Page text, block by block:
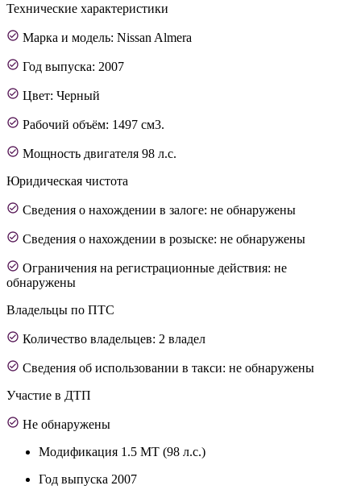
Технические характеристики
Марка и модель: Nissan Almera
Год выпуска: 2007
Цвет: Черный
Рабочий объём: 1497 см3.
Мощность двигателя 98 л.с.
Юридическая чистота
Сведения о нахождении в залоге: не обнаружены
Сведения о нахождении в розыске: не обнаружены
Ограничения на регистрационные действия: не
обнаружены
Владельцы по ПТС
Количество владельцев: 2 владел
Сведения об использовании в такси: не обнаружены
Участие в ДТП
Не обнаружены
Модификация 1.5 MT (98 л.с.)
Год выпуска 2007